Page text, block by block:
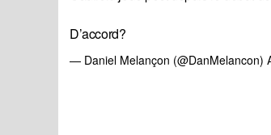
D’accord?
— Daniel Melançon (@DanMelancon)